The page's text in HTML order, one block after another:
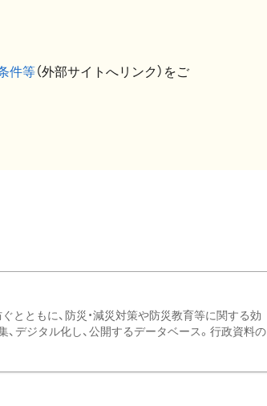
件等（外部サイトへリンク）をご
ともに、防災・減災対策や防災教育等に関する効
デジタル化し、公開するデータベース。行政資料の